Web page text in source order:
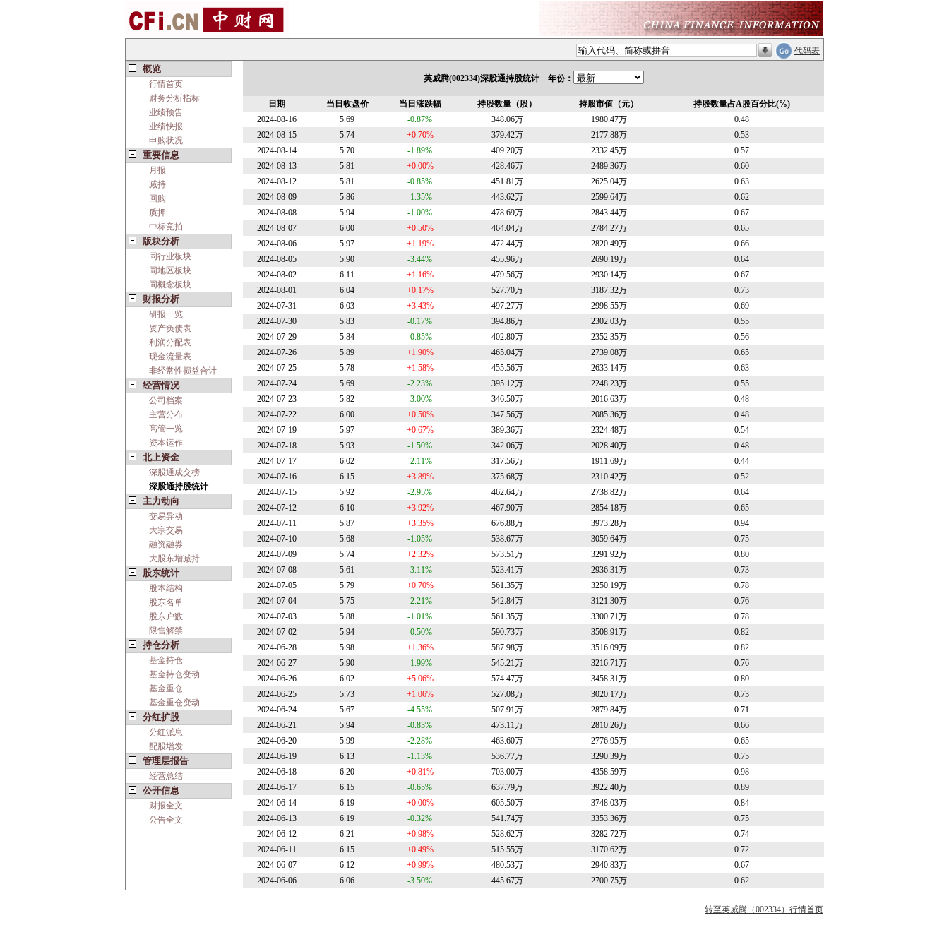
代码表
概览
行情首页
财务分析指标
业绩预告
业绩快报
申购状况
重要信息
月报
减持
回购
质押
中标竞拍
版块分析
同行业板块
同地区板块
同概念板块
财报分析
研报一览
资产负债表
利润分配表
现金流量表
非经常性损益合计
经营情况
公司档案
主营分布
高管一览
资本运作
北上资金
深股通成交榜
深股通持股统计
主力动向
交易异动
大宗交易
融资融券
大股东增减持
股东统计
股本结构
股东名单
股东户数
限售解禁
持仓分析
基金持仓
基金持仓变动
基金重仓
基金重仓变动
分红扩股
分红派息
配股增发
管理层报告
经营总结
公开信息
财报全文
公告全文
英威腾(002334)深股通持股统计 年份：
日期 当日收盘价 当日涨跌幅 持股数量（股） 持股市值（元）
持股数量占A股百分比(%)
2024-08-16
5.69 -0.87% 348.06万 1980.47万
0.48
2024-08-15
5.74 +0.70% 379.42万 2177.88万
0.53
2024-08-14
5.70 -1.89% 409.20万 2332.45万
0.57
2024-08-13
5.81 +0.00% 428.46万 2489.36万
0.60
2024-08-12
5.81 -0.85% 451.81万 2625.04万
0.63
2024-08-09
5.86 -1.35% 443.62万 2599.64万
0.62
2024-08-08
5.94 -1.00% 478.69万 2843.44万
0.67
2024-08-07
6.00 +0.50% 464.04万 2784.27万
0.65
2024-08-06
5.97 +1.19% 472.44万 2820.49万
0.66
2024-08-05
5.90 -3.44% 455.96万 2690.19万
0.64
2024-08-02
6.11 +1.16% 479.56万 2930.14万
0.67
2024-08-01
6.04 +0.17% 527.70万 3187.32万
0.73
2024-07-31
6.03 +3.43% 497.27万 2998.55万
0.69
2024-07-30
5.83 -0.17% 394.86万 2302.03万
0.55
2024-07-29
5.84 -0.85% 402.80万 2352.35万
0.56
2024-07-26
5.89 +1.90% 465.04万 2739.08万
0.65
2024-07-25
5.78 +1.58% 455.56万 2633.14万
0.63
2024-07-24
5.69 -2.23% 395.12万 2248.23万
0.55
2024-07-23
5.82 -3.00% 346.50万 2016.63万
0.48
2024-07-22
6.00 +0.50% 347.56万 2085.36万
0.48
2024-07-19
5.97 +0.67% 389.36万 2324.48万
0.54
2024-07-18
5.93 -1.50% 342.06万 2028.40万
0.48
2024-07-17
6.02 -2.11% 317.56万 1911.69万
0.44
2024-07-16
6.15 +3.89% 375.68万 2310.42万
0.52
2024-07-15
5.92 -2.95% 462.64万 2738.82万
0.64
2024-07-12
6.10 +3.92% 467.90万 2854.18万
0.65
2024-07-11
5.87 +3.35% 676.88万 3973.28万
0.94
2024-07-10
5.68 -1.05% 538.67万 3059.64万
0.75
2024-07-09
5.74 +2.32% 573.51万 3291.92万
0.80
2024-07-08
5.61 -3.11% 523.41万 2936.31万
0.73
2024-07-05
5.79 +0.70% 561.35万 3250.19万
0.78
2024-07-04
5.75 -2.21% 542.84万 3121.30万
0.76
2024-07-03
5.88 -1.01% 561.35万 3300.71万
0.78
2024-07-02
5.94 -0.50% 590.73万 3508.91万
0.82
2024-06-28
5.98 +1.36% 587.98万 3516.09万
0.82
2024-06-27
5.90 -1.99% 545.21万 3216.71万
0.76
2024-06-26
6.02 +5.06% 574.47万 3458.31万
0.80
2024-06-25
5.73 +1.06% 527.08万 3020.17万
0.73
2024-06-24
5.67 -4.55% 507.91万 2879.84万
0.71
2024-06-21
5.94 -0.83% 473.11万 2810.26万
0.66
2024-06-20
5.99 -2.28% 463.60万 2776.95万
0.65
2024-06-19
6.13 -1.13% 536.77万 3290.39万
0.75
2024-06-18
6.20 +0.81% 703.00万 4358.59万
0.98
2024-06-17
6.15 -0.65% 637.79万 3922.40万
0.89
2024-06-14
6.19 +0.00% 605.50万 3748.03万
0.84
2024-06-13
6.19 -0.32% 541.74万 3353.36万
0.75
2024-06-12
6.21 +0.98% 528.62万 3282.72万
0.74
2024-06-11
6.15 +0.49% 515.55万 3170.62万
0.72
2024-06-07
6.12 +0.99% 480.53万 2940.83万
0.67
2024-06-06
6.06 -3.50% 445.67万 2700.75万 0.62
转至英威腾（002334）行情首页